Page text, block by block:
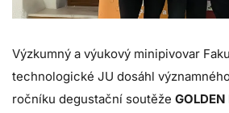
Výzkumný a výukový minipivovar
technologické JU dosáhl
ročníku degustační soutěže